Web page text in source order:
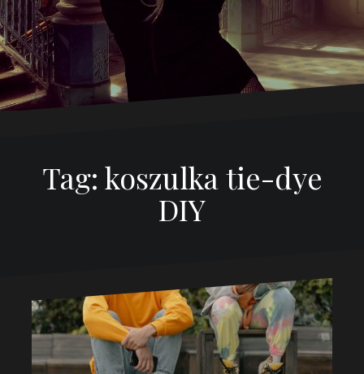
Tag: koszulka tie-dye
DIY